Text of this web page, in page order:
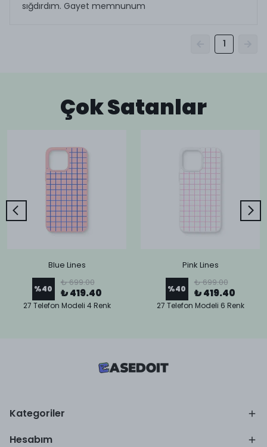
sığdırdım. Gayet memnunum
1
Çok Satanlar
Blue Lines
%40
₺ 699.00
₺ 419.40
27 Telefon Modeli 4 Renk
Pink Lines
%40
₺ 699.00
₺ 419.40
27 Telefon Modeli 6 Renk
Kategoriler
Hesabım